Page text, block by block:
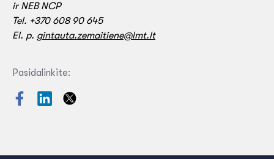
ir NEB NCP
Tel. +370 608 90 645
El. p. gintauta.zemaitiene@lmt.lt
Pasidalinkite: